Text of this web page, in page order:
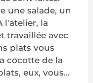
une salade, un
l'atelier, la
travaillée avec
plats vous
cocotte de la
eux, vous...